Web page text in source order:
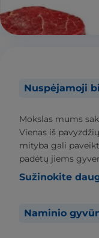
Nuspėjamoji
Mokslas mums
Vienas iš
mityba gali
padėtų jiems
Sužinokite
Naminio